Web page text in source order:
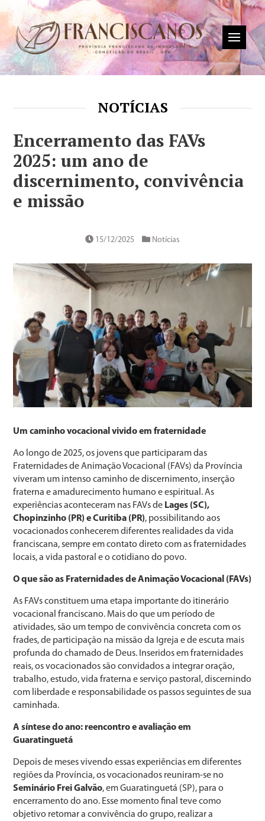
NOTÍCIAS
Encerramento das FAVs
2025: um ano de
discernimento, convivência
e missão
15/12/2025 Notícias
Um caminho vocacional vivido em fraternidade
Ao longo de 2025, os jovens que participaram das
Fraternidades de Animação Vocacional (FAVs) da Província
viveram um intenso caminho de discernimento, inserção
fraterna e amadurecimento humano e espiritual. As
experiências aconteceram nas FAVs de Lages (SC),
Chopinzinho (PR) e Curitiba (PR), possibilitando aos
vocacionados conhecerem diferentes realidades da vida
franciscana, sempre em contato direto com as fraternidades
locais, a vida pastoral e o cotidiano do povo.
O que são as Fraternidades de Animação Vocacional (FAVs)
As FAVs constituem uma etapa importante do itinerário
vocacional franciscano. Mais do que um período de
atividades, são um tempo de convivência concreta com os
frades, de participação na missão da Igreja e de escuta mais
profunda do chamado de Deus. Inseridos em fraternidades
reais, os vocacionados são convidados a integrar oração,
trabalho, estudo, vida fraterna e serviço pastoral, discernindo
com liberdade e responsabilidade os passos seguintes de sua
caminhada.
A síntese do ano: reencontro e avaliação em
Guaratinguetá
Depois de meses vivendo essas experiências em diferentes
regiões da Província, os vocacionados reuniram-se no
Seminário Frei Galvão, em Guaratinguetá (SP), para o
encerramento do ano. Esse momento final teve como
objetivo retomar a convivência do grupo, realizar a